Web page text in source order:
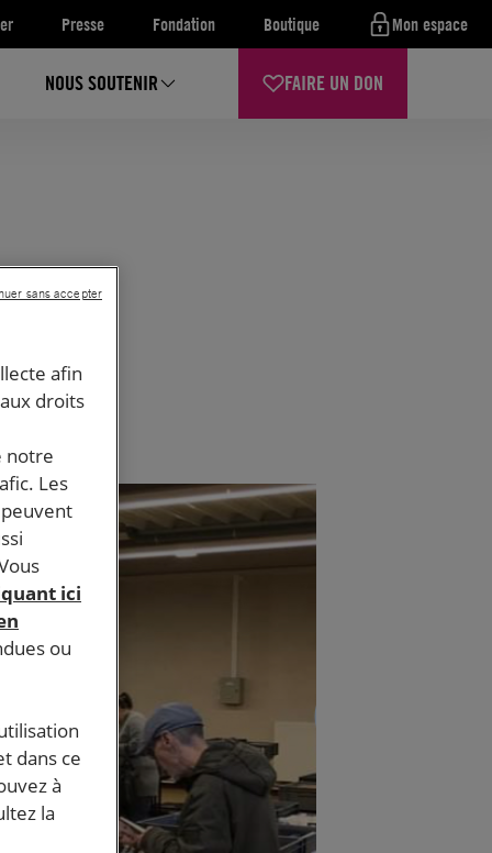
Presse Fondation Boutique Mon espace
NOUS SOUTENIR FAIRE UN DON
afin
droits
notre
Les
ici
ou
dans ce
à
la
sans accepter